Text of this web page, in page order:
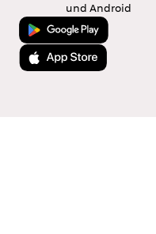
und Android
Jetzt bei Google Play
Laden im App Store